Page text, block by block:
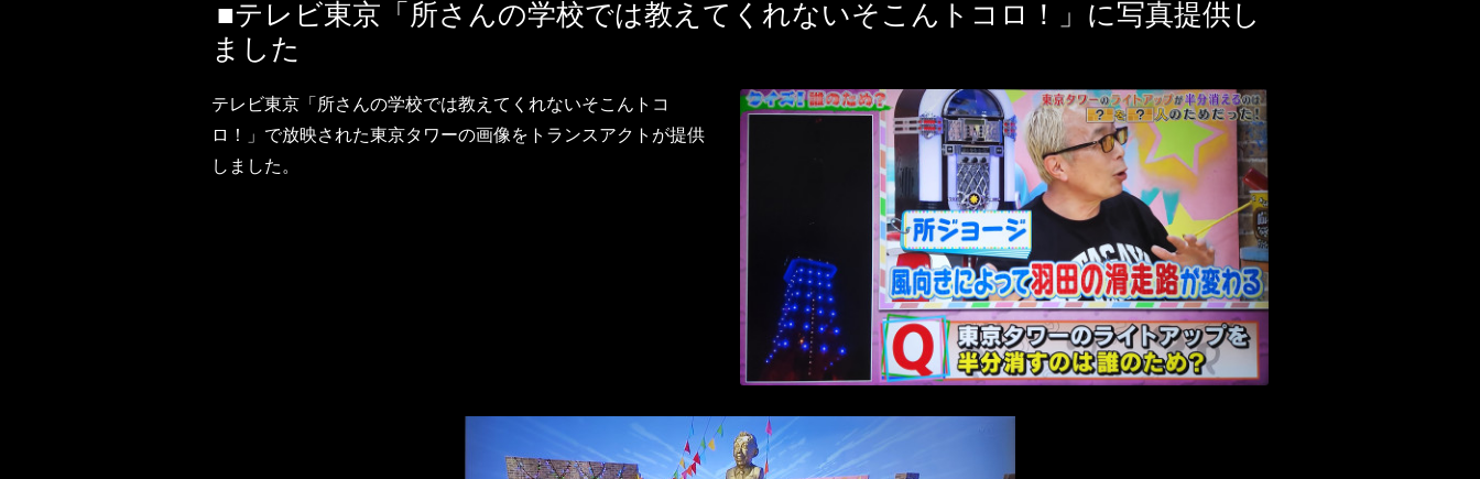
■テレビ東京「所さんの学校では教えてくれないそこんトコロ！」に写真提供し
ました
テレビ東京「所さんの学校では教えてくれないそこんトコ
ロ！」で放映された東京タワーの画像をトランスアクトが提供
しました。